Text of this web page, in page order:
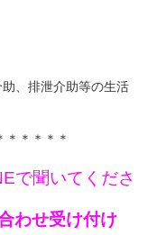
、排泄介助等の生活
＊＊＊＊＊
で聞いてくださ
わせ受け付け